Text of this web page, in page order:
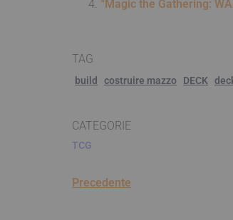
“Magic the Gathering:
TAG
build costruire mazzo DECK
CATEGORIE
TCG
Precedente